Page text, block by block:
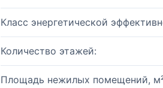
Класс энергетической
Количество этажей:
Площадь нежилых помещений,